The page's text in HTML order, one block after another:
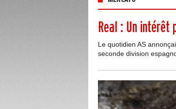
Real : Un intérêt
Le quotidien AS
seconde division